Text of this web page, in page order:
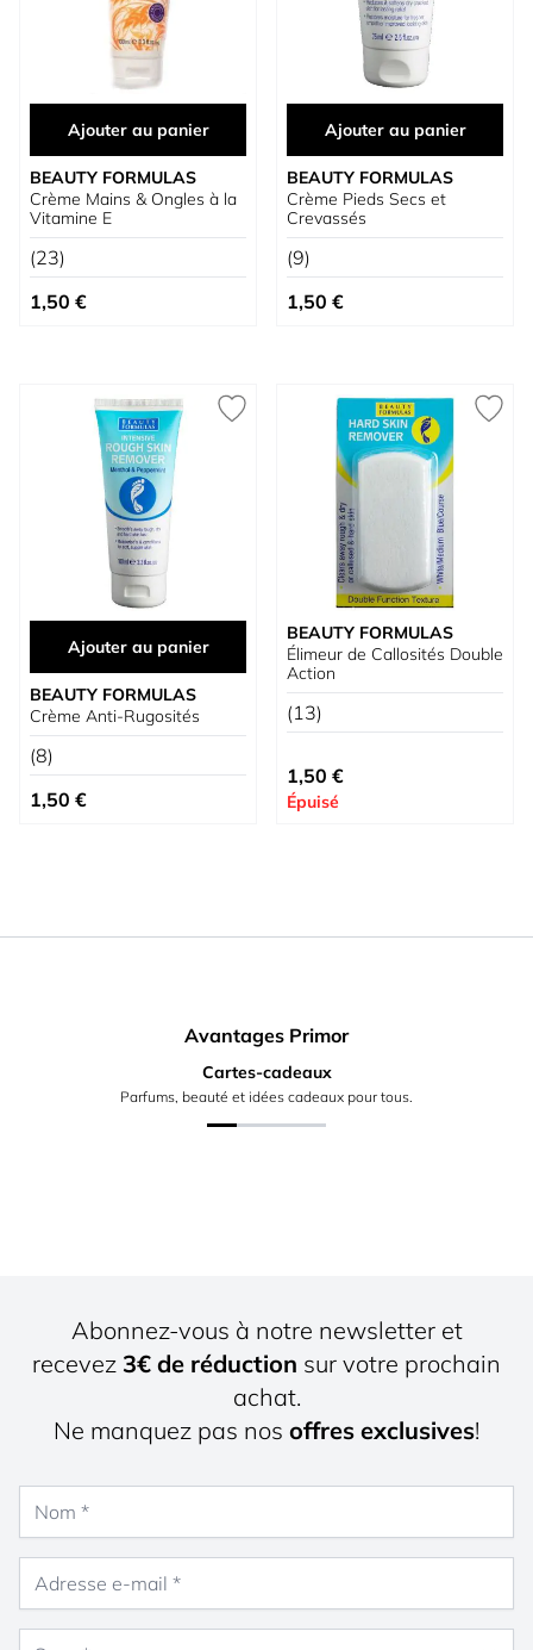
Ajouter au panier
BEAUTY FORMULAS
Crème Mains & Ongles à la
Vitamine E
(23)
1,50 €
Ajouter au panier
BEAUTY FORMULAS
Crème Pieds Secs et
Crevassés
(9)
1,50 €
Ajouter au panier
BEAUTY FORMULAS
Crème Anti-Rugosités
(8)
1,50 €
BEAUTY FORMULAS
Élimeur de Callosités Double
Action
(13)
1,50 €
Épuisé
Avantages Primor
Cartes-cadeaux
Parfums, beauté et idées cadeaux pour tous.
Abonnez-vous à notre newsletter et
recevez 3€ de réduction sur votre prochain
achat.
Ne manquez pas nos offres exclusives!